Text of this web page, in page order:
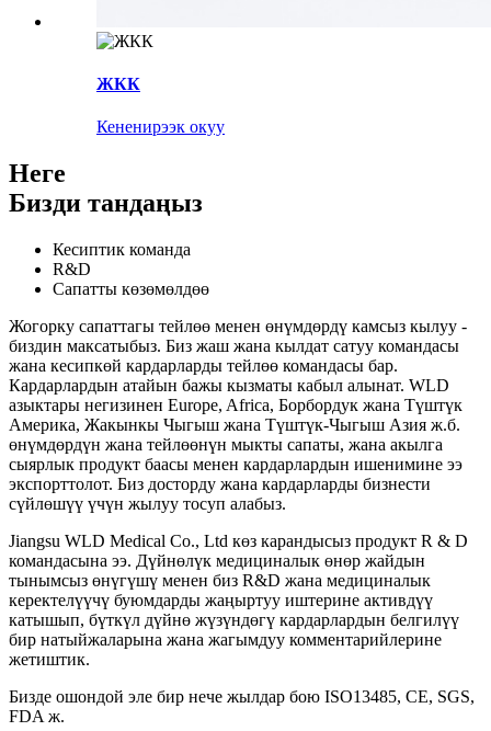
ЖКК
Кененирээк окуу
Неге
Бизди тандаңыз
Кесиптик команда
R&D
Сапатты көзөмөлдөө
Жогорку сапаттагы тейлөө менен өнүмдөрдү камсыз кылуу -
биздин максатыбыз. Биз жаш жана кылдат сатуу командасы
жана кесипкөй кардарларды тейлөө командасы бар.
Кардарлардын атайын бажы кызматы кабыл алынат. WLD
азыктары негизинен Europe, Africa, Борбордук жана Түштүк
Америка, Жакынкы Чыгыш жана Түштүк-Чыгыш Азия ж.б.
өнүмдөрдүн жана тейлөөнүн мыкты сапаты, жана акылга
сыярлык продукт баасы менен кардарлардын ишенимине ээ
экспорттолот. Биз досторду жана кардарларды бизнести
сүйлөшүү үчүн жылуу тосуп алабыз.
Jiangsu WLD Medical Co., Ltd көз карандысыз продукт R & D
командасына ээ. Дүйнөлүк медициналык өнөр жайдын
тынымсыз өнүгүшү менен биз R&D жана медициналык
керектелүүчү буюмдарды жаңыртуу иштерине активдүү
катышып, бүткүл дүйнө жүзүндөгү кардарлардын белгилүү
бир натыйжаларына жана жагымдуу комментарийлерине
жетиштик.
Бизде ошондой эле бир нече жылдар бою ISO13485, CE, SGS,
FDA ж.